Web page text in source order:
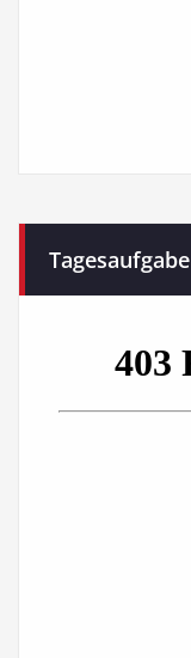
Tagesaufgabe